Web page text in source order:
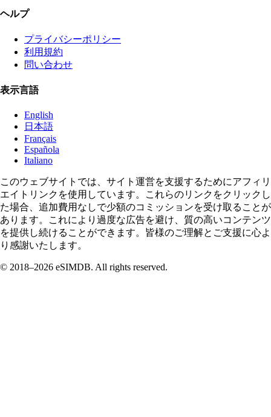
ヘルプ
プライバシーポリシー
利用規約
問い合わせ
表示言語
English
日本語
Français
Española
Italiano
このウェブサイトでは、サイト運営を支援するためにアフィリ
エイトリンクを使用しています。これらのリンクをクリックし
た場合、追加費用なしで少額のコミッションを受け取ることが
あります。これにより過度な広告を避け、質の高いコンテンツ
を提供し続けることができます。皆様のご理解とご支援に心よ
り感謝いたします。
© 2018–2026 eSIMDB. All rights reserved.